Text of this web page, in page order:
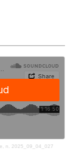
n. 2025_09_04_027